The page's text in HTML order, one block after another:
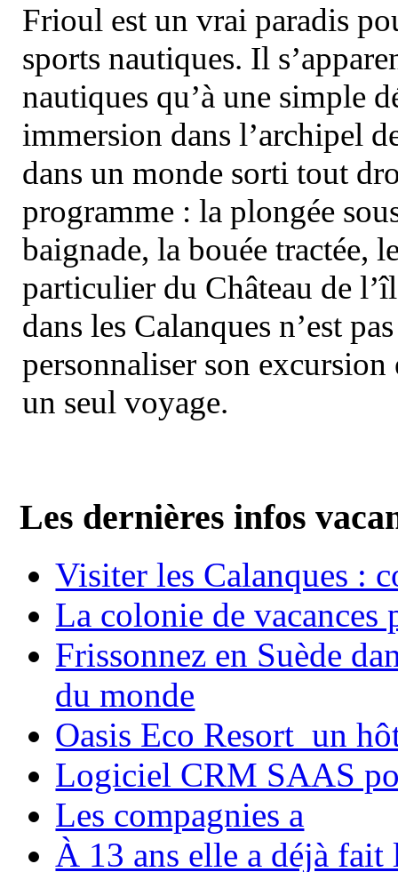
Frioul est un vrai paradis
sports nautiques. Il
nautiques qu’à une simple
immersion dans l’archipel
dans un monde sorti tout
programme : la plongée
baignade, la bouée tractée,
particulier du Château de
dans les Calanques n’est
personnaliser son
un seul voyage.
Les dernières infos
Visiter les Calanques :
La colonie de vacances
Frissonnez en Suède
du monde
Oasis Eco Resort un
Logiciel CRM SAAS
Les compagnies a
À 13 ans elle a déjà